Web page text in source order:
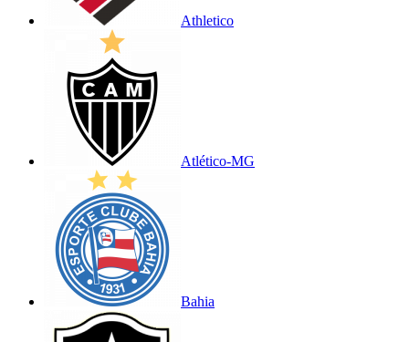
Athletico
Atlético-MG
Bahia